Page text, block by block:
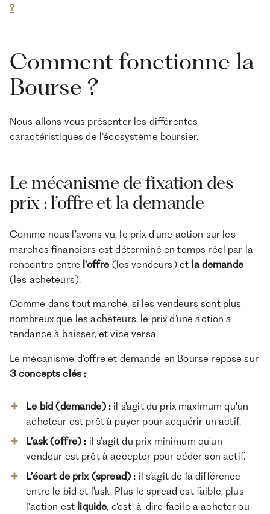
?
Comment fonctionne la
Bourse ?
Nous allons vous présenter les différentes
caractéristiques de l’écosystème boursier.
Le mécanisme de fixation des
prix : l’offre et la demande
Comme nous l’avons vu, le prix d'une action sur les
marchés financiers est déterminé en temps réel par la
rencontre entre l'offre (les vendeurs) et la demande
(les acheteurs).
Comme dans tout marché, si les vendeurs sont plus
nombreux que les acheteurs, le prix d’une action a
tendance à baisser, et vice versa.
Le mécanisme d’offre et demande en Bourse repose sur
3 concepts clés :
Le bid (demande) : il s'agit du prix maximum qu'un
acheteur est prêt à payer pour acquérir un actif.
L’ask (offre) : il s’agit du prix minimum qu'un
vendeur est prêt à accepter pour céder son actif.
L’écart de prix (spread) : il s’agit de la différence
entre le bid et l'ask. Plus le spread est faible, plus
l'action est liquide, c'est-à-dire facile à acheter ou